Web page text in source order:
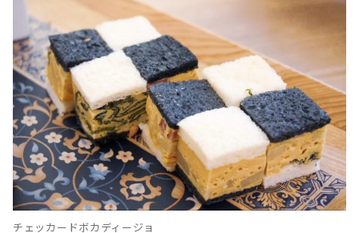
チェッカードボカディージョ